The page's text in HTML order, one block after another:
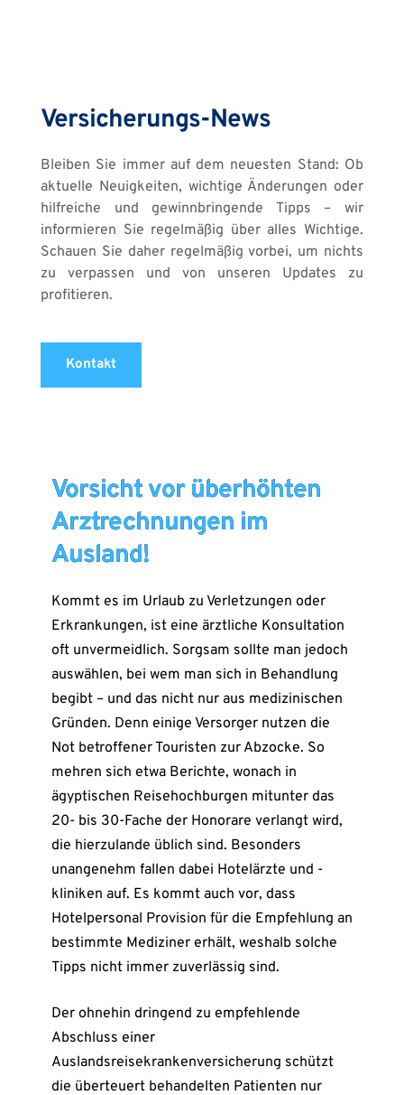
Versicherungs-News
Bleiben Sie immer auf dem neuesten Stand: Ob
aktuelle Neuigkeiten, wichtige Änderungen oder
hilfreiche und gewinnbringende Tipps – wir
informieren Sie regelmäßig über alles Wichtige.
Schauen Sie daher regelmäßig vorbei, um nichts
zu verpassen und von unseren Updates zu
profitieren.
Kontakt
Vorsicht vor überhöhten
Arztrechnungen im
Ausland!
Kommt es im Urlaub zu Verletzungen oder
Erkrankungen, ist eine ärztliche Konsultation
oft unvermeidlich. Sorgsam sollte man jedoch
auswählen, bei wem man sich in Behandlung
begibt – und das nicht nur aus medizinischen
Gründen. Denn einige Versorger nutzen die
Not betroffener Touristen zur Abzocke. So
mehren sich etwa Berichte, wonach in
ägyptischen Reisehochburgen mitunter das
20- bis 30-Fache der Honorare verlangt wird,
die hierzulande üblich sind. Besonders
unangenehm fallen dabei Hotelärzte und -
kliniken auf. Es kommt auch vor, dass
Hotelpersonal Provision für die Empfehlung an
bestimmte Mediziner erhält, weshalb solche
Tipps nicht immer zuverlässig sind.
Der ohnehin dringend zu empfehlende
Abschluss einer
Auslandsreisekrankenversicherung schützt
die überteuert behandelten Patienten nur